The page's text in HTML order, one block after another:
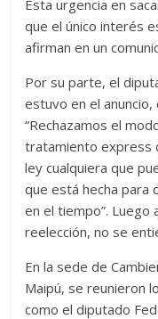
Esta urgencia en
que el único interés
afirman en un
Por su parte, el
estuvo en el
“Rechazamos el
tratamiento express
ley cualquiera que
que está hecha para
en el tiempo”. Luego
reelección, no se
En la sede de
Maipú, se reunieron
como el diputado